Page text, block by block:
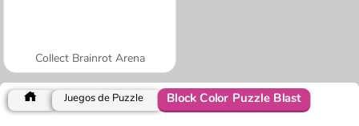
Collect Brainrot Arena
Juegos de Puzzle Block Color Puzzle Blast